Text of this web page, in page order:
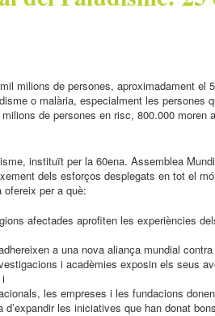
milions de persones, aproximadament el
o malària, especialment les persones
de persones en risc, 800.000 moren
instituït per la 60ena. Assemblea
dels esforços desplegats en tot el
ofereix per a què:
afectades aprofiten les experiències
a una nova aliança mundial
i acadèmies exposin els seus
i
les empreses i les fundacions
les iniciatives que han donat